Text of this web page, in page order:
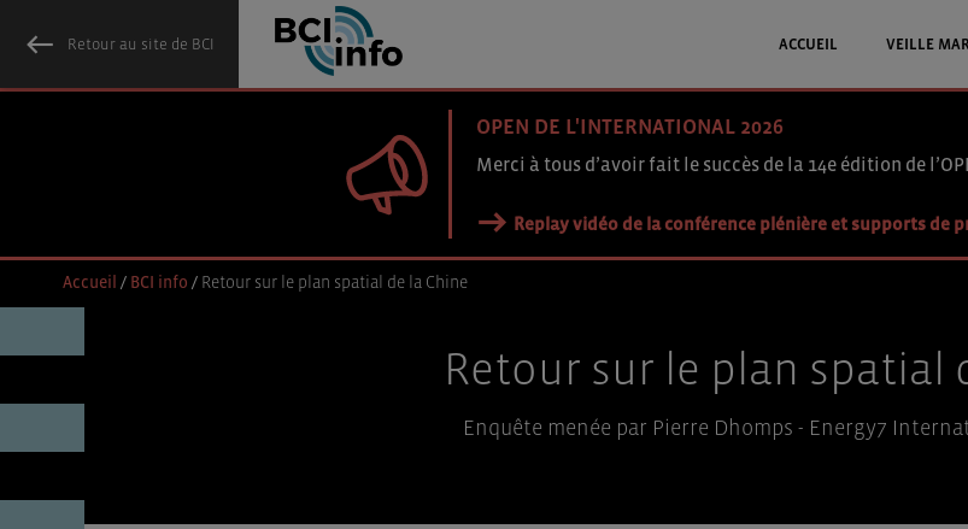
Retour au site de BCI ACCUEIL VEILLE
OPEN DE L'INTERNATIONAL 2026
Merci à tous d’avoir fait le succès de la 14e édition de
Replay vidéo de la conférence plénière et supports
Accueil / BCI info / Retour sur le plan spatial de la Chine
Retour sur le plan spatial
Enquête menée par Pierre Dhomps - Energy7